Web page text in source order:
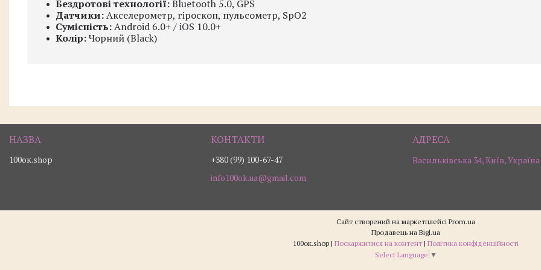
Бездротові технології:Bluetooth 5.0, GPS
Датчики:Акселерометр, гіроскоп, пульсометр, SpO2
Сумісність:Android 6.0+ / iOS 10.0+
Колір:Чорний (Black)
100ок.shop
+380 (99) 100-67-47
info100ok.ua@gmail.com
Васильківська 34, Київ, Україна
Сайт створений на маркетплейсі Prom.ua
Продавець на Bigl.ua
100ок.shop | Поскаржитися на контент | Політика конфіденційності
Select Language ▼